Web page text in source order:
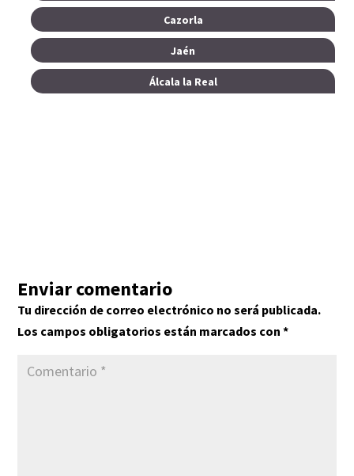
Cazorla
Jaén
Álcala la Real
Enviar comentario
Tu dirección de correo electrónico no será publicada.
Los campos obligatorios están marcados con*